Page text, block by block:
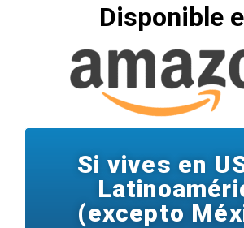
Disponible
Si vives en
(excepto